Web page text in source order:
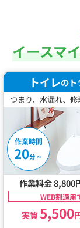
イースマ
トイレのト
つまり、水漏れ、
作業時間
20分～
作業料金 8,800
WEB割適用
実質5,500